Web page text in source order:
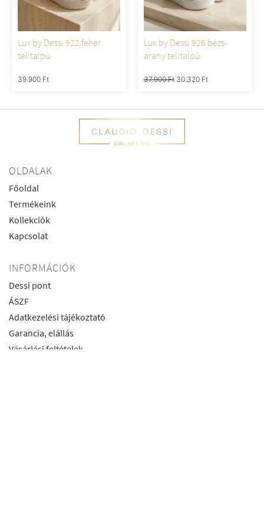
Lux by Dessi 922 fehér
telitalpú
39.900 Ft
Lux by Dessi 926 bézs-
arany telitalpú
37.900Ft 30.320 Ft
OLDALAK
Főoldal
Termékeink
Kollekciók
Kapcsolat
INFORMÁCIÓK
Dessi pont
ÁSZF
Adatkezelési tájékoztató
Garancia, elállás
Vásárlási feltételek